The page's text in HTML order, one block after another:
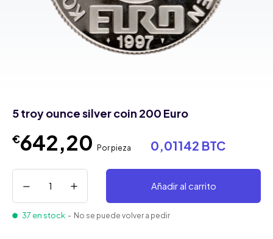
5 troy ounce silver coin 200 Euro
€642,20 Por pieza 0,01142 BTC
Añadir al carrito
37 en stock - No se puede volver a pedir